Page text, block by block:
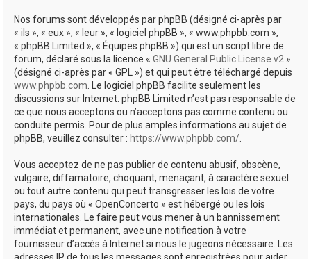
Nos forums sont développés par phpBB (désigné ci-après par
« ils », « eux », « leur », « logiciel phpBB », « www.phpbb.com »,
« phpBB Limited », « Équipes phpBB ») qui est un script libre de
forum, déclaré sous la licence « GNU General Public License v2 »
(désigné ci-après par « GPL ») et qui peut être téléchargé depuis
www.phpbb.com. Le logiciel phpBB facilite seulement les
discussions sur Internet. phpBB Limited n’est pas responsable de
ce que nous acceptons ou n’acceptons pas comme contenu ou
conduite permis. Pour de plus amples informations au sujet de
phpBB, veuillez consulter : https://www.phpbb.com/.
Vous acceptez de ne pas publier de contenu abusif, obscène,
vulgaire, diffamatoire, choquant, menaçant, à caractère sexuel
ou tout autre contenu qui peut transgresser les lois de votre
pays, du pays où « OpenConcerto » est hébergé ou les lois
internationales. Le faire peut vous mener à un bannissement
immédiat et permanent, avec une notification à votre
fournisseur d’accès à Internet si nous le jugeons nécessaire. Les